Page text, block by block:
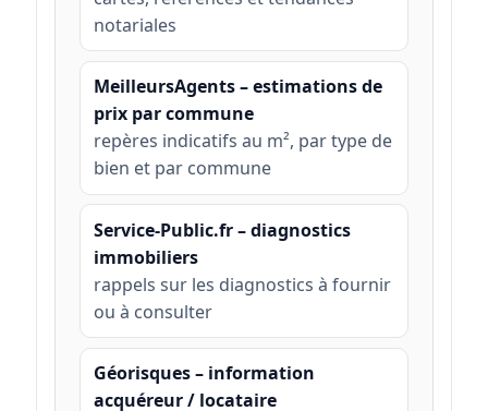
notariales
MeilleursAgents – estimations de
prix par commune
repères indicatifs au m², par type de
bien et par commune
Service-Public.fr – diagnostics
immobiliers
rappels sur les diagnostics à fournir
ou à consulter
Géorisques – information
acquéreur / locataire